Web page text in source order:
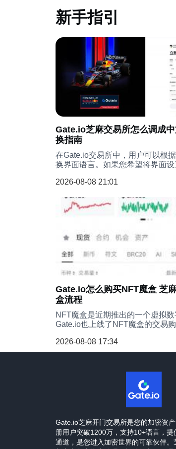
新手指引
Gate.io芝麻交易所怎么调成
换指南
在Gate.io交易所中，用户可以根
换界面语言。如果您希望将界面
无论您是通过浏览器访问Gate.io官
2026-08-08 21:01
Gate.io怎么购买NFT魔盒 芝
盒流程
NFT魔盒是近期推出的一个虚拟数
Gate.io也上线了NFT魔盒的交易
NFT魔盒的购买吧。
2026-08-08 17:34
Gate.io芝麻开门交易所是您的加密资
册用户突破1200万，支持10+语言，提
通道，是您进入加密世界的可靠伙伴。